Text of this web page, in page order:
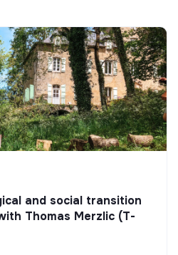
and social transition
Thomas Merzlic (T-